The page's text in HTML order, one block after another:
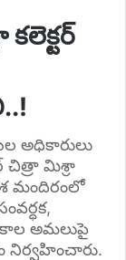
అధికారులు
మిశ్రా
మందిరంలో
అమలుపై
నిర్వహించారు.